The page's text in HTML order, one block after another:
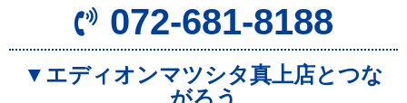
072-681-8188
▼エディオンマツシタ真上店とつな
がろう